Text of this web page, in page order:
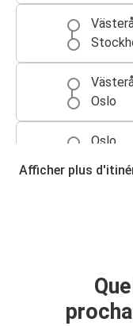
Oslo
Oslo
Afficher plus